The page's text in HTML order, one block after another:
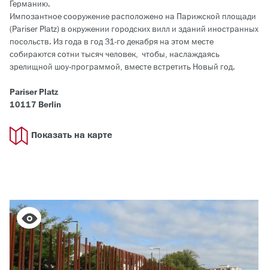
Германию.
Импозантное сооружение расположено на Парижской площади
(Pariser Platz) в окружении городских вилл и зданий иностранных
посольств. Из года в год 31-го декабря на этом месте
собираются сотни тысяч человек, чтобы, наслаждаясь
зрелищной шоу-программой, вместе встретить Новый год.
Pariser Platz
10117 Berlin
Показать на карте